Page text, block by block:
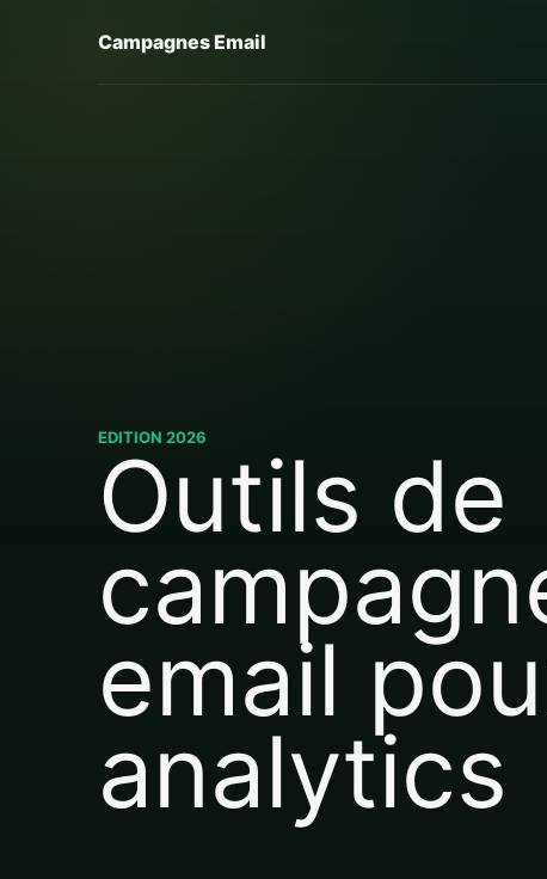
Campagnes Email
EDITION 2026
Outils de
email
analytics